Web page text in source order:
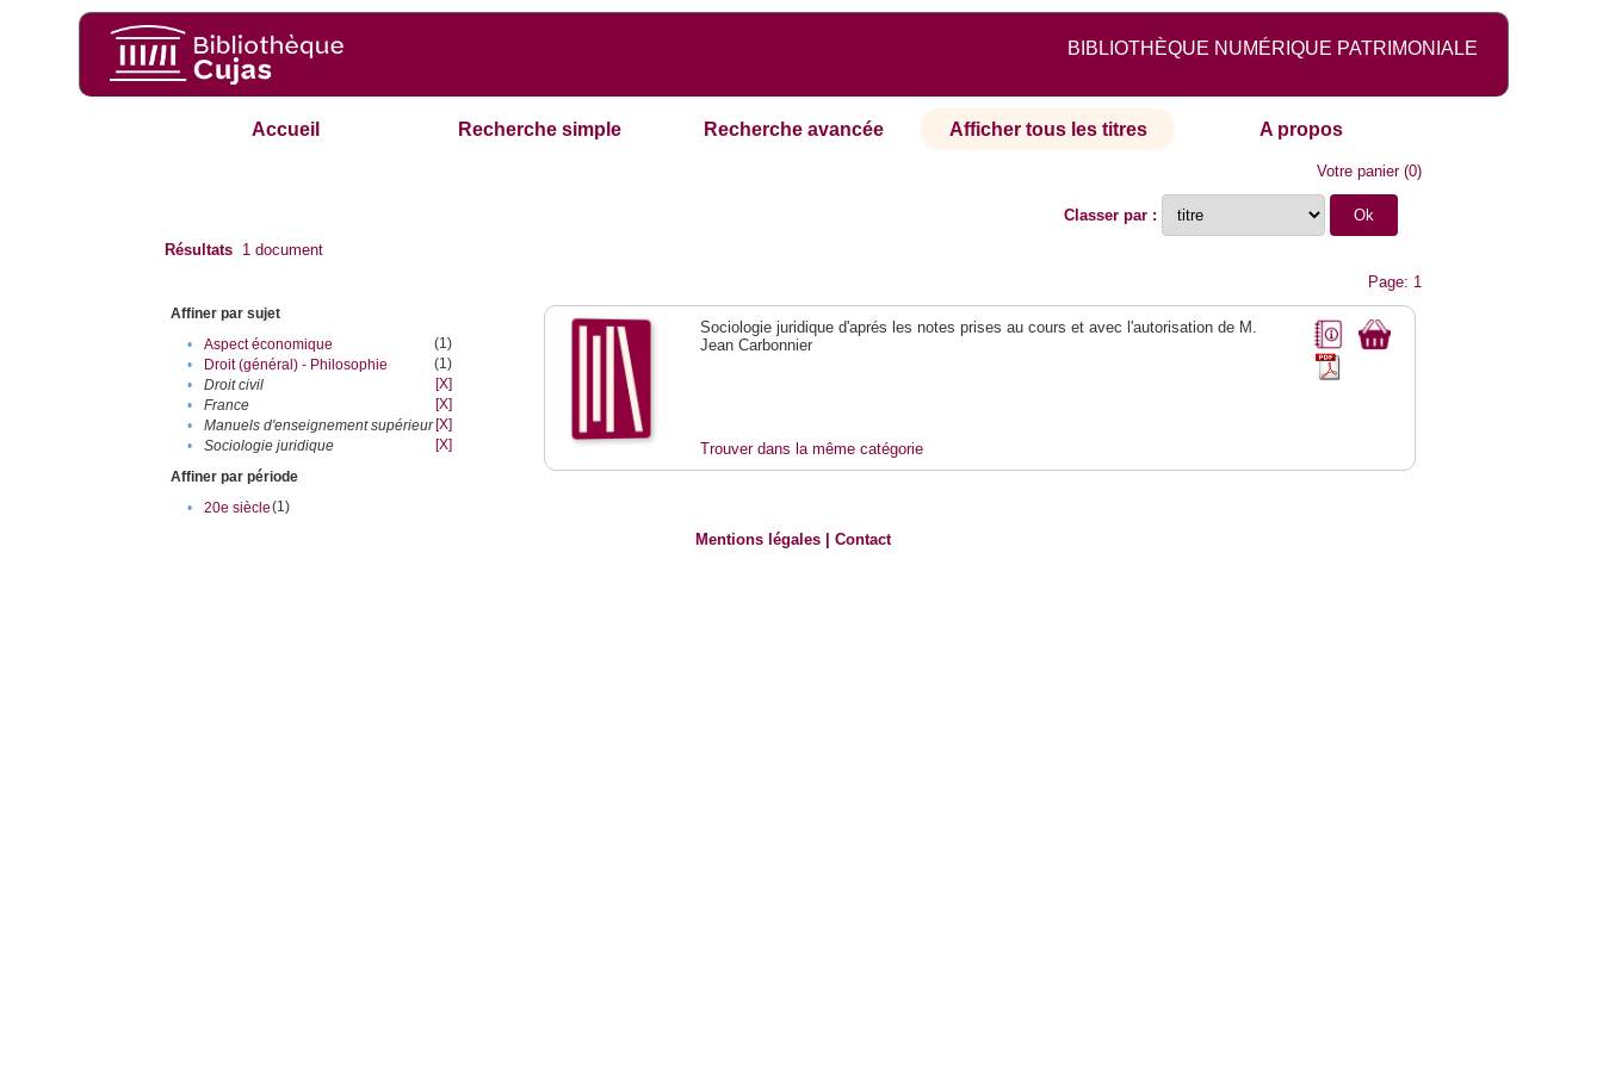
BIBLIOTHÈQUE NUMÉRIQUE PATRIMONIALE
Accueil Recherche simple Recherche avancée Afficher tous les titres A propos
Votre panier(0)
Classer par :
Résultats 1 document
Page: 1
Affiner par sujet
•
Aspect économique
(1)
•
Droit (général) - Philosophie
(1)
•
Droit civil
[X]
•
France
[X]
•
Manuels d'enseignement supérieur [X]
•
Sociologie juridique
[X]
Affiner par période
•
20e siècle(1)
Sociologie juridique d'aprés les notes prises au cours et avec l'autorisation de M.
Jean Carbonnier
Trouver dans la même catégorie
Mentions légales |Contact